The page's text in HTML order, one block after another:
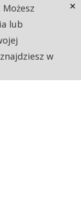
lub
w
×